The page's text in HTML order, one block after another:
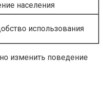
населения
использования
изменить поведение